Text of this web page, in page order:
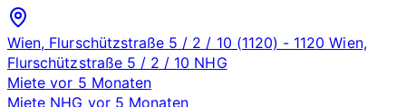
Wien, Flurschützstraße 5 / 2 / 10 (1120) - 1120 Wien,
Flurschützstraße 5 / 2 / 10 NHG
Miete vor 5 Monaten
Miete NHG vor 5 Monaten